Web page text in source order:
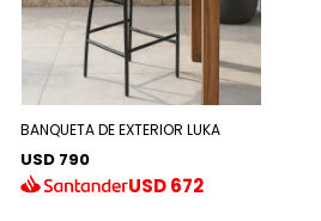
BANQUETA DE EXTERIOR LUKA
USD 790
USD672